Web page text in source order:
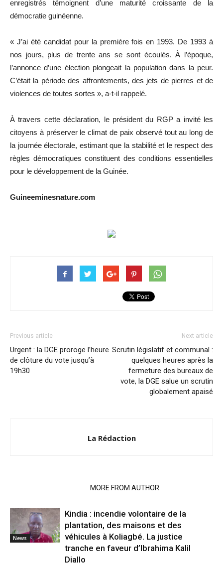
enregistrés témoignent d’une maturité croissante de la
démocratie guinéenne.
« J’ai été candidat pour la première fois en 1993. De 1993 à
nos jours, plus de trente ans se sont écoulés. À l’époque,
l’annonce d’une élection plongeait la population dans la peur.
C’était la période des affrontements, des jets de pierres et de
violences de toutes sortes », a-t-il rappelé.
À travers cette déclaration, le président du RGP a invité les
citoyens à préserver le climat de paix observé tout au long de
la journée électorale, estimant que la stabilité et le respect des
règles démocratiques constituent des conditions essentielles
pour le développement de la Guinée.
Guineeminesnature.com
Previous article
Urgent : la DGE proroge l’heure
de clôture du vote jusqu’à
19h30
Next article
Scrutin législatif et communal :
quelques heures après la
fermeture des bureaux de
vote, la DGE salue un scrutin
globalement apaisé
La Rédaction
MORE FROM AUTHOR
News
Kindia : incendie volontaire de la
plantation, des maisons et des
véhicules à Koliagbé. La justice
tranche en faveur d’Ibrahima Kalil
Diallo